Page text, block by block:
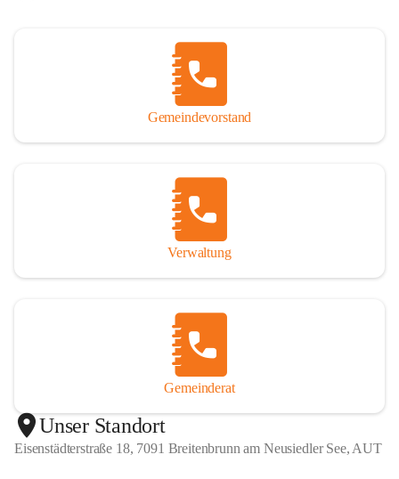
Gemeindevorstand
Verwaltung
Gemeinderat
Unser Standort
Eisenstädterstraße 18, 7091 Breitenbrunn am Neusiedler See, AUT